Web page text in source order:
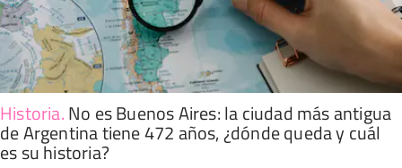
Historia.No es Buenos Aires: la ciudad más antigua
de Argentina tiene 472 años, ¿dónde queda y cuál
es su historia?